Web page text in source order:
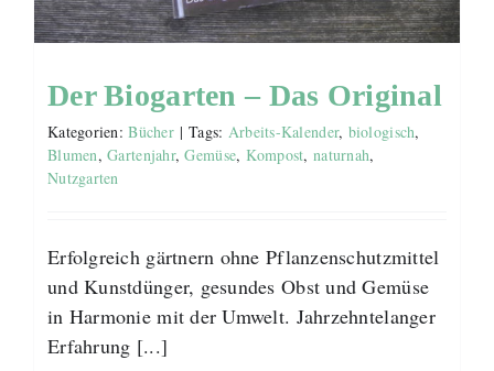
Der Biogarten – Das Original
Kategorien:Bücher | Tags: Arbeits-Kalender, biologisch,
Blumen,Gartenjahr,Gemüse, Kompost,naturnah,
Nutzgarten
Erfolgreich gärtnern ohne Pflanzenschutzmittel
und Kunstdünger, gesundes Obst und Gemüse
in Harmonie mit der Umwelt. Jahrzehntelanger
Erfahrung [...]